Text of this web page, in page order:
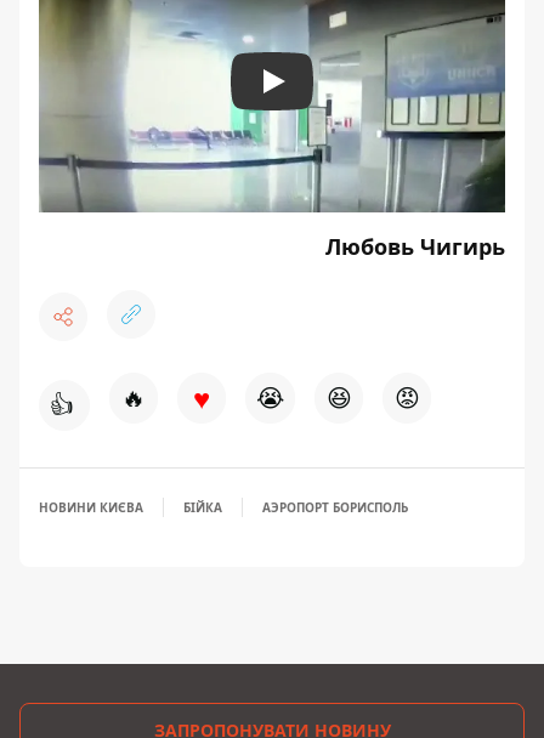
Play
Любовь Чигирь
👍 🔥 ♥ 😭 😆 😡
НОВИНИ КИЄВА БІЙКА АЭРОПОРТ БОРИСПОЛЬ
ЗАПРОПОНУВАТИ НОВИНУ